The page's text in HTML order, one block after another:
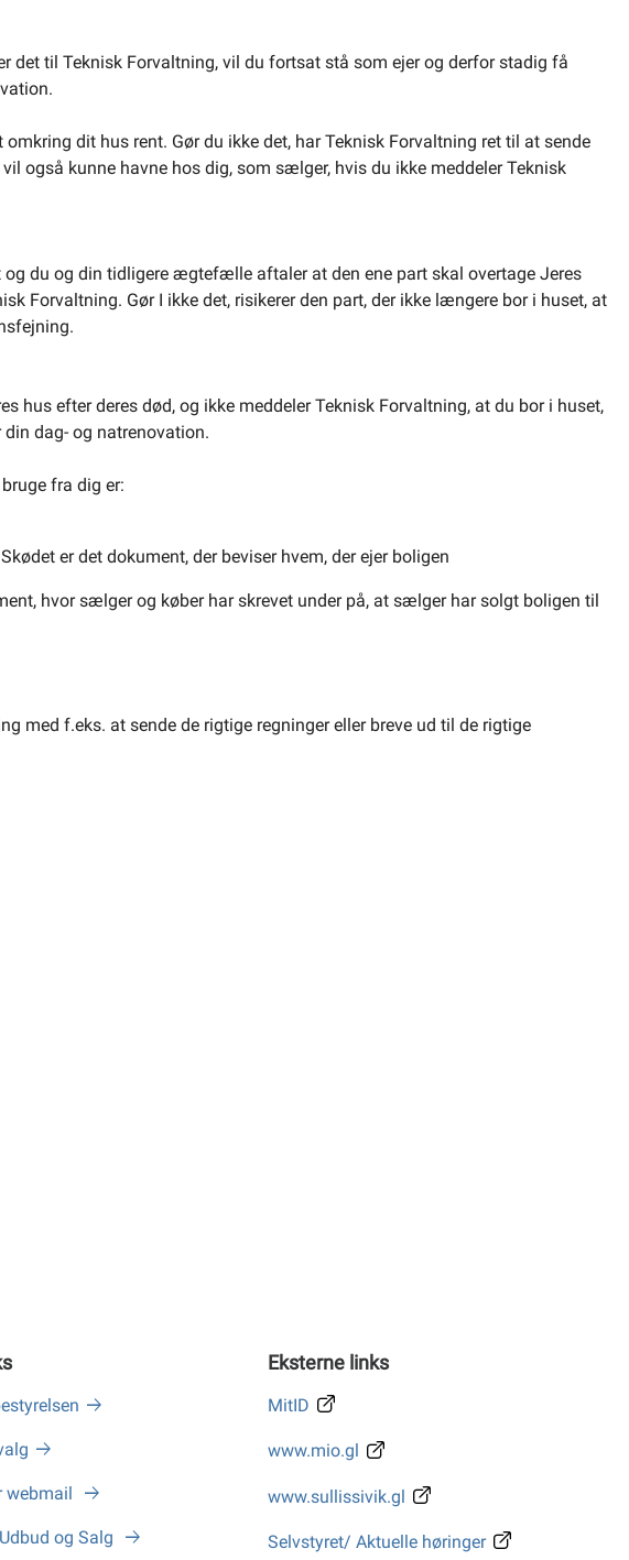
det til Teknisk Forvaltning, vil du fortsat stå som ejer og derfor stadig få
dit hus rent. Gør du ikke det, har Teknisk Forvaltning ret til at sende
også kunne havne hos dig, som sælger, hvis du ikke meddeler Teknisk
og du og din tidligere ægtefælle aftaler at den ene part skal overtage Jeres
Forvaltning. Gør I ikke det, risikerer den part, der ikke længere bor i huset, at
hus efter deres død, og ikke meddeler Teknisk Forvaltning, at du bor i huset,
dag- og natrenovation.
fra dig er:
er det dokument, der beviser hvem, der ejer boligen
hvor sælger og køber har skrevet under på, at sælger har solgt boligen til
med f.eks. at sende de rigtige regninger eller breve ud til de rigtige
webmail
og Salg
Eksterne links
MitID
www.mio.gl
www.sullissivik.gl
Selvstyret/ Aktuelle høringer